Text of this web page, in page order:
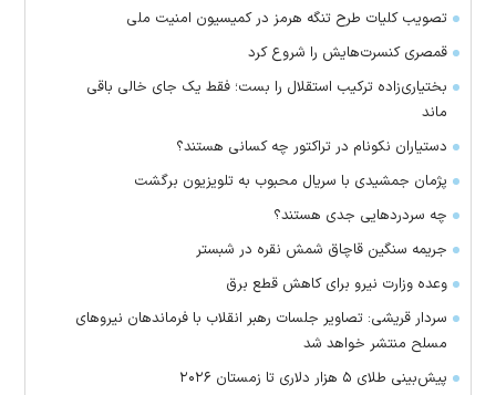
تصویب کلیات طرح تنگه هرمز در کمیسیون امنیت ملی
قمصری کنسرت‌هایش را شروع کرد
بختیاری‌زاده ترکیب استقلال را بست؛ فقط یک جای خالی باقی
ماند
دستیاران نکونام در تراکتور چه کسانی هستند؟
پژمان جمشیدی با سریال محبوب به تلویزیون برگشت
چه سردرد‌هایی جدی هستند؟
جریمه سنگین قاچاق شمش نقره در شبستر
وعده وزارت نیرو برای کاهش قطع برق
سردار قریشی: تصاویر جلسات رهبر انقلاب با فرماندهان نیرو‌های
مسلح منتشر خواهد شد
پیش‌بینی طلای ۵ هزار دلاری تا زمستان ۲۰۲۶